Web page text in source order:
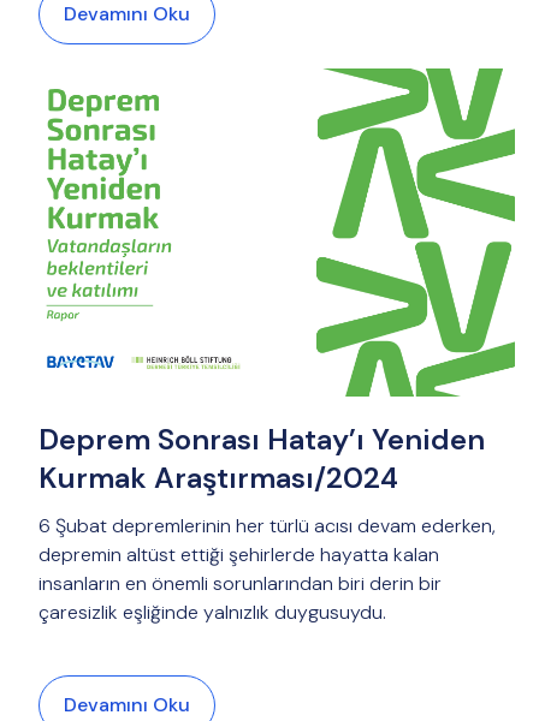
Devamını Oku
Deprem Sonrası Hatay’ı Yeniden
Kurmak Araştırması/2024
6 Şubat depremlerinin her türlü acısı devam ederken,
depremin altüst ettiği şehirlerde hayatta kalan
insanların en önemli sorunlarından biri derin bir
çaresizlik eşliğinde yalnızlık duygusuydu.
Devamını Oku